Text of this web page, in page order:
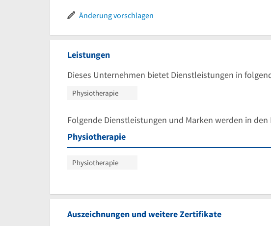
Uhr
Änderung vorschlagen
Leistungen
Dieses Unternehmen bietet Dienstleistungen in
Physiotherapie
Folgende Dienstleistungen und Marken werden in
Physiotherapie
Physiotherapie
Auszeichnungen und weitere Zertifikate